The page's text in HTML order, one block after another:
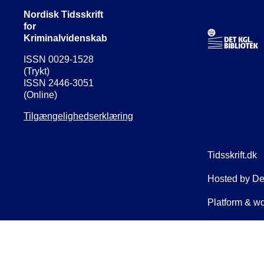
Nordisk Tidsskrift
for
Kriminalvidenskab
ISSN 0029-1528
(Trykt)
ISSN 2446-3051
(Online)
Tilgængelighedserklæring